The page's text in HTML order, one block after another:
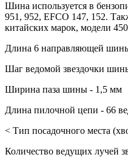
Шина используется в
951, 952, EFCO 147, 152.
китайских марок, модели
Длина 6 направляющей
Шаг ведомой звездочки
Ширина паза шины - 1,5 мм
Длина пилочной цепи - 66
< Тип посадочного места
Количество ведущих лучей